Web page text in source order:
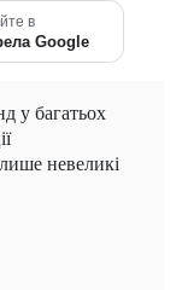
в
Google
у багатьох
невеликі